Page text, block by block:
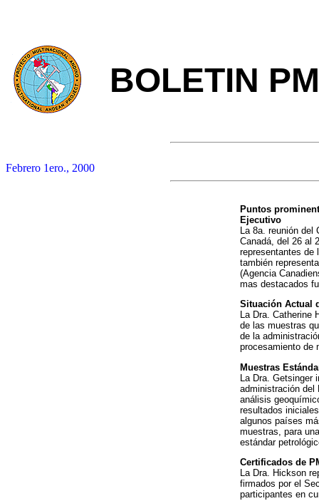
BOLETIN
Febrero 1ero., 2000
Puntos
Ejecutivo
La 8a. reunión del
Canadá, del 26 al
representantes
también
(Agencia
mas destacados
Situación Actual
La Dra. Catherine
de las muestras
de la
procesamiento de
Muestras
La Dra. Getsinger
administración del
análisis
resultados
algunos países
muestras, para
estándar
Certificados de
La Dra. Hickson
firmados por el
participantes en